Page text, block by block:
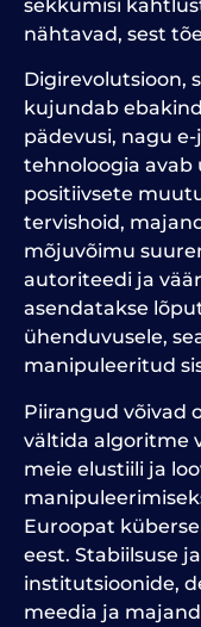
sekkumisi
nähtavad, sest
Digirevolutsioon,
kujundab
pädevusi, nagu
tehnoloogia avab
positiivsete
tervishoid,
mõjuvõimu
autoriteedi ja
asendatakse
ühenduvusele,
manipuleeritud
Piirangud võivad
vältida algoritme
meie elustiili ja
Euroopat
eest. Stabiilsuse
institutsioonide,
meedia ja